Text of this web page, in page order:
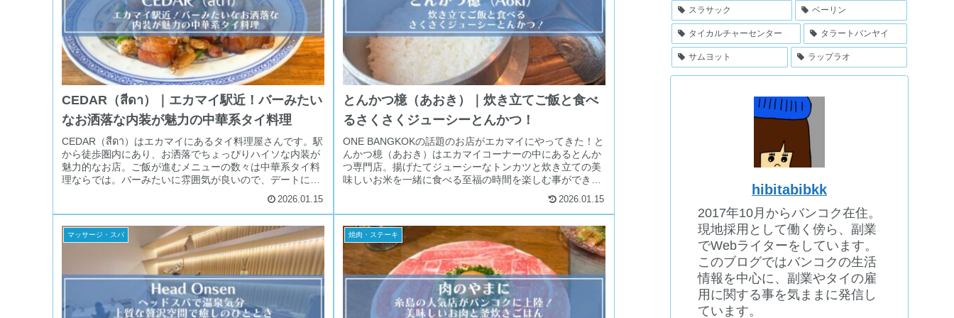
CEDAR（สีดา）｜エカマイ駅近！バーみたい
なお洒落な内装が魅力の中華系タイ料理
CEDAR（สีดา）はエカマイにあるタイ料理屋さんです。駅
から徒歩圏内にあり、お洒落でちょっぴりハイソな内装が
魅力的なお店。ご飯が進むメニューの数々は中華系タイ料
理ならでは。バーみたいに雰囲気が良いので、デートにも
2026.01.15
とんかつ檍（あおき）｜炊き立てご飯と食べ
るさくさくジューシーとんかつ！
ONE BANGKOKの話題のお店がエカマイにやってきた！と
んかつ檍（あおき）はエカマイコーナーの中にあるとんか
つ専門店。揚げたてジューシーなトンカツと炊き立ての美
味しいお米を一緒に食べる至福の時間を楽しむ事ができま
2026.01.15
マッサージ・スパ 焼肉・ステーキ
スラサック ベーリン
タイカルチャーセンター タラートバンヤイ
サムヨット ラップラオ
hibitabibkk
2017年10月からバンコク在住。
現地採用として働く傍ら、副業
でWebライターをしています。
このブログではバンコクの生活
情報を中心に、副業やタイの雇
用に関する事を気ままに発信し
ています。